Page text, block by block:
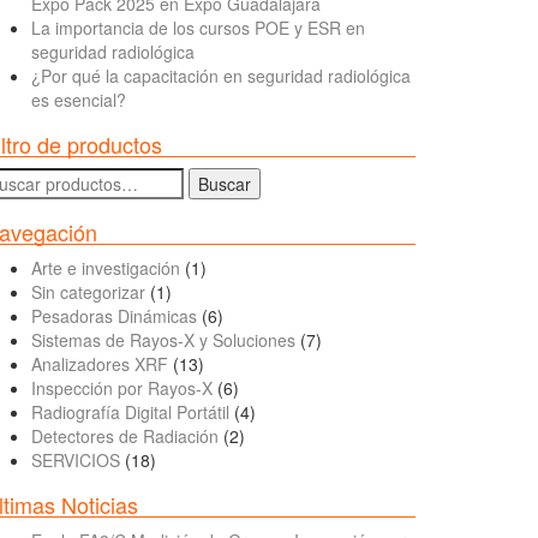
La importancia de los cursos POE y ESR en
seguridad radiológica
¿Por qué la capacitación en seguridad radiológica
es esencial?
de productos
Buscar
Arte e investigación (1)
Sin categorizar (1)
Pesadoras Dinámicas (6)
Sistemas de Rayos-X y Soluciones (7)
Analizadores XRF (13)
Inspección por Rayos-X (6)
Radiografía Digital Portátil (4)
Detectores de Radiación (2)
SERVICIOS (18)
Noticias